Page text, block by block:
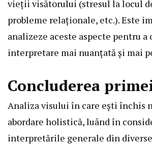
vieții visătorului (stresul la locul
probleme relaționale, etc.). Este
analizeze aceste aspecte pentru a
interpretare mai nuanțată și mai
Concluderea
Analiza visului în care ești închis
abordare holistică, luând în
interpretările generale din diverse